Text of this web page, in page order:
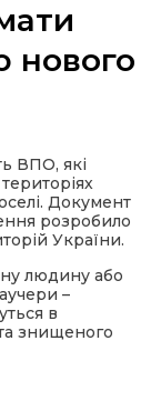
нового
ВПО, які
Документ
розробило
України.
людину або
–
в
знищеного